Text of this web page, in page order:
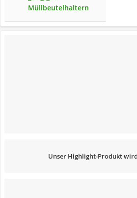
Müllbeutelhaltern
Unser Highlight-Produkt